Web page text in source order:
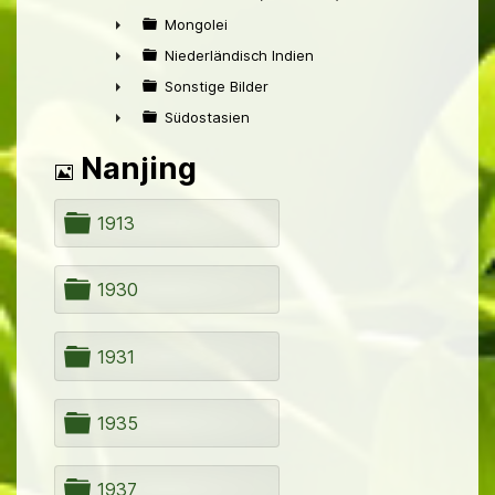
►
►
Mongolei
►
Niederländisch Indien
►
Sonstige Bilder
Südostasien
Bild
Nanjing
O
r
d
n
e
r
1913
O
r
d
n
e
r
1930
O
r
d
n
e
r
1931
O
r
d
n
1935
O1937